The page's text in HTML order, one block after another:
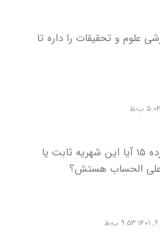
علوم و تحقیقات را داره تا
شهریه ازاد چقدره! واسه من زده ۱۵ آیا این شهریه ثابت یا
علی الحساب هستش؟